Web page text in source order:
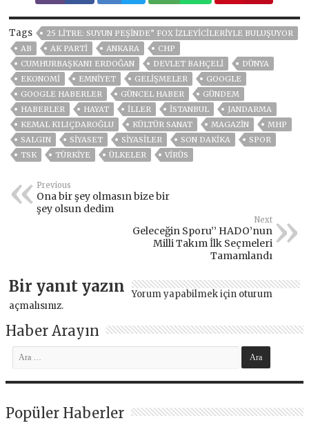
Tags
25 LITRE: SUYUN PEŞINDE” FOX IZLEYICILERIYLE BULUŞUYOR
AB
AK PARTİ ANKARA
CHP
CUMHURBAŞKANI ERDOĞAN
DEVLET BAHÇELİ
DÜNYA
EKONOMİ
EMNİYET GELIŞMELER
GOOGLE
GOOGLE HABERLER
GÜNCEL HABER
GÜNDEM
HABERLER
HAYAT İLLER ISTANBUL
JANDARMA
KEMAL KILIÇDAROĞLU
KÜLTÜR SANAT MAGAZİN
MHP
SALGIN
SİYASET SİYASİLER SON DAKIKA
SPOR
TSK
TÜRKİYE ÜLKELER VIRÜS
Previous
Ona bir şey olmasın bize bir
şey olsun dedim
Next
Geleceğin Sporu’’ HADO’nun
Milli Takım İlk Seçmeleri
Tamamlandı
Bir yanıt yazın Yorum yapabilmek için oturum
açmalısınız.
Haber Arayın
Popüler Haberler